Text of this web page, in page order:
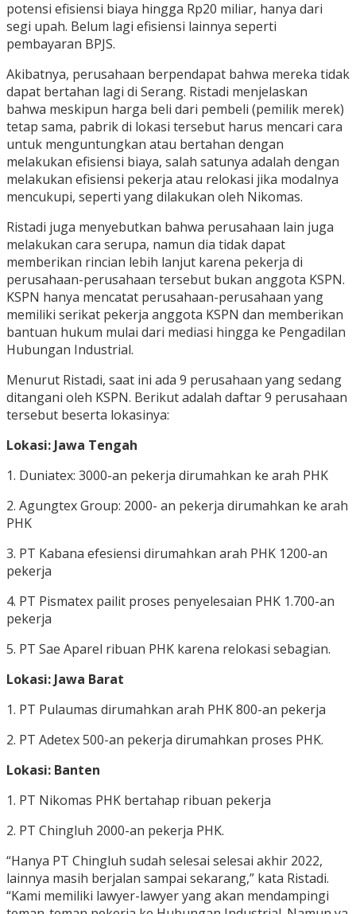
potensi efisiensi biaya hingga Rp20 miliar, hanya dari
segi upah. Belum lagi efisiensi lainnya seperti
pembayaran BPJS.
Akibatnya, perusahaan berpendapat bahwa mereka tidak
dapat bertahan lagi di Serang. Ristadi menjelaskan
bahwa meskipun harga beli dari pembeli (pemilik merek)
tetap sama, pabrik di lokasi tersebut harus mencari cara
untuk menguntungkan atau bertahan dengan
melakukan efisiensi biaya, salah satunya adalah dengan
melakukan efisiensi pekerja atau relokasi jika modalnya
mencukupi, seperti yang dilakukan oleh Nikomas.
Ristadi juga menyebutkan bahwa perusahaan lain juga
melakukan cara serupa, namun dia tidak dapat
memberikan rincian lebih lanjut karena pekerja di
perusahaan-perusahaan tersebut bukan anggota KSPN.
KSPN hanya mencatat perusahaan-perusahaan yang
memiliki serikat pekerja anggota KSPN dan memberikan
bantuan hukum mulai dari mediasi hingga ke Pengadilan
Hubungan Industrial.
Menurut Ristadi, saat ini ada 9 perusahaan yang sedang
ditangani oleh KSPN. Berikut adalah daftar 9 perusahaan
tersebut beserta lokasinya:
Lokasi: Jawa Tengah
1. Duniatex: 3000-an pekerja dirumahkan ke arah PHK
2. Agungtex Group: 2000- an pekerja dirumahkan ke arah
PHK
3. PT Kabana efesiensi dirumahkan arah PHK 1200-an
pekerja
4. PT Pismatex pailit proses penyelesaian PHK 1.700-an
pekerja
5. PT Sae Aparel ribuan PHK karena relokasi sebagian.
Lokasi: Jawa Barat
1. PT Pulaumas dirumahkan arah PHK 800-an pekerja
2. PT Adetex 500-an pekerja dirumahkan proses PHK.
Lokasi: Banten
1. PT Nikomas PHK bertahap ribuan pekerja
2. PT Chingluh 2000-an pekerja PHK.
“Hanya PT Chingluh sudah selesai selesai akhir 2022,
lainnya masih berjalan sampai sekarang,” kata Ristadi.
“Kami memiliki lawyer-lawyer yang akan mendampingi